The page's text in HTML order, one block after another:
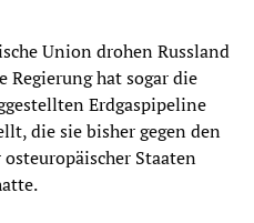
Union drohen Russland
Regierung hat sogar die
Erdgaspipeline
die sie bisher gegen den
Staaten